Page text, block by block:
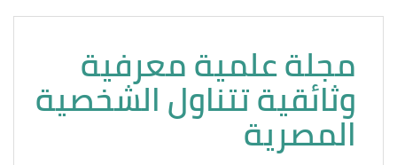
مجلة علمية معرفية
وثائقية تتناول الشخصية
المصرية